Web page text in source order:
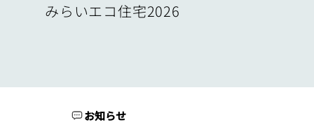
みらいエコ住宅2026事業
お知らせ